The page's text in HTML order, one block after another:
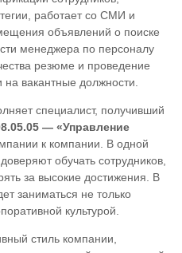
работает со СМИ и
объявлений о поиске
менеджера по персоналу
резюме и проведение
вакантные должности.
специалист, получивший
— «Управление
к компании. В одной
обучать сотрудников,
за высокие достижения. В
заниматься не только
культурой.
стиль компании,